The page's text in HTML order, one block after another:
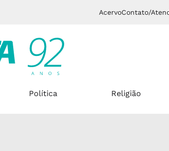
AcervoContato/
Política Religião